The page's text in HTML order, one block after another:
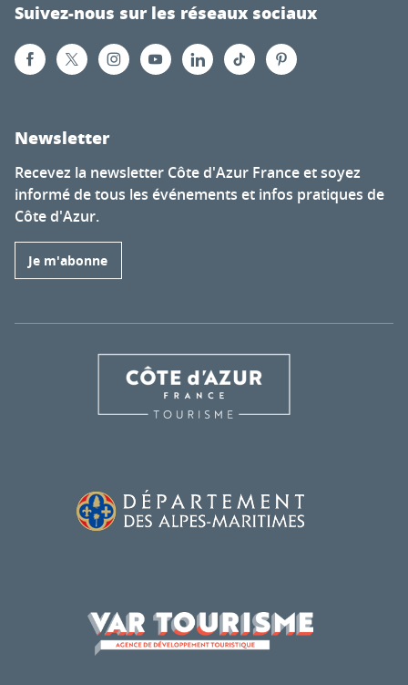
Suivez-nous sur les réseaux sociaux
Newsletter
Recevez la newsletter Côte d'Azur France et soyez
informé de tous les événements et infos pratiques de
Côte d'Azur.
Je m'abonne